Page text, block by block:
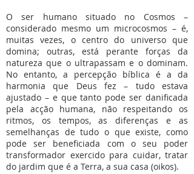
O ser humano situado no Cosmos –
considerado mesmo um microcosmos – é,
muitas vezes, o centro do universo que
domina; outras, está perante forças da
natureza que o ultrapassam e o dominam.
No entanto, a percepção bíblica é a da
harmonia que Deus fez – tudo estava
ajustado – e que tanto pode ser danificada
pela acção humana, não respeitando os
ritmos, os tempos, as diferenças e as
semelhanças de tudo o que existe, como
pode ser beneficiada com o seu poder
transformador exercido para cuidar, tratar
do jardim que é a Terra, a sua casa (oikos).